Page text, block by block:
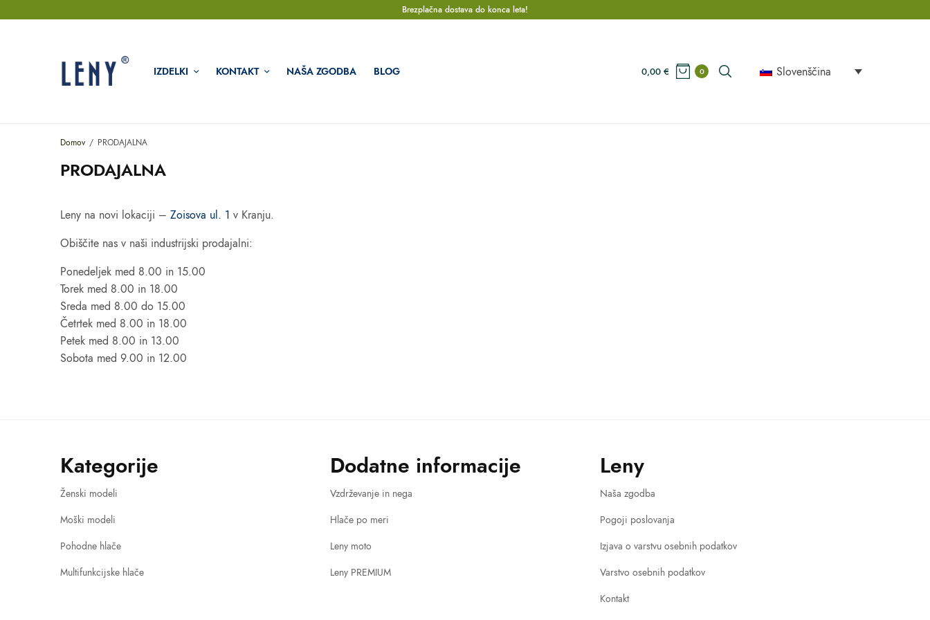
Brezplačna dostava do konca leta!
IZDELKI KONTAKT NAŠA ZGODBA BLOG 0,00€ 0 Slovenščina
Domov PRODAJALNA
PRODAJALNA
Leny na novi lokaciji –Zoisova ul. 1 v Kranju.
Obiščite nas v naši industrijski prodajalni:
Ponedeljek med 8.00 in 15.00
Torek med 8.00 in 18.00
Sreda med 8.00 do 15.00
Četrtek med 8.00 in 18.00
Petek med 8.00 in 13.00
Sobota med 9.00 in 12.00
Kategorije
Ženski modeli
Moški modeli
Pohodne hlače
Multifunkcijske hlače
Dodatne informacije
Vzdrževanje in nega
Hlače po meri
Leny moto
Leny PREMIUM
Leny
Naša zgodba
Pogoji poslovanja
Izjava o varstvu osebnih podatkov
Varstvo osebnih podatkov
Kontakt